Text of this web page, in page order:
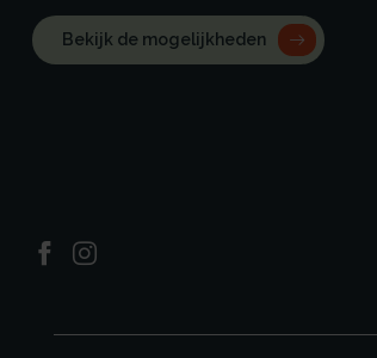
Bekijk de mogelijkheden